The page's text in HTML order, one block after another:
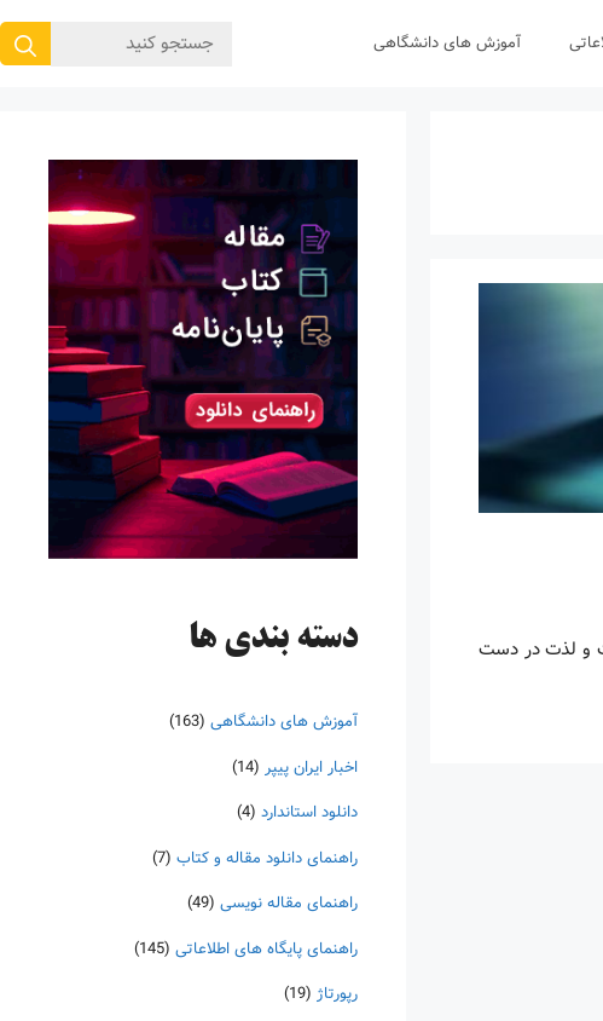
آموزش های دانشگاهی
جستجوی
و لذت در دست
دسته‌ بندی ها
آموزش های دانشگاهی (163)
اخبار ایران پیپر (14)
دانلود استاندارد (4)
راهنمای دانلود مقاله و کتاب (7)
راهنمای مقاله نویسی (49)
راهنمای پایگاه های اطلاعاتی (145)
رپورتاژ (19)